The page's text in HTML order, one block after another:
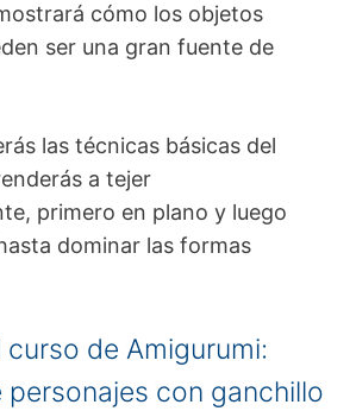
cómo los objetos
ser una gran fuente de
las técnicas básicas del
a tejer
primero en plano y luego
dominar las formas
curso de Amigurumi:
personajes con ganchillo